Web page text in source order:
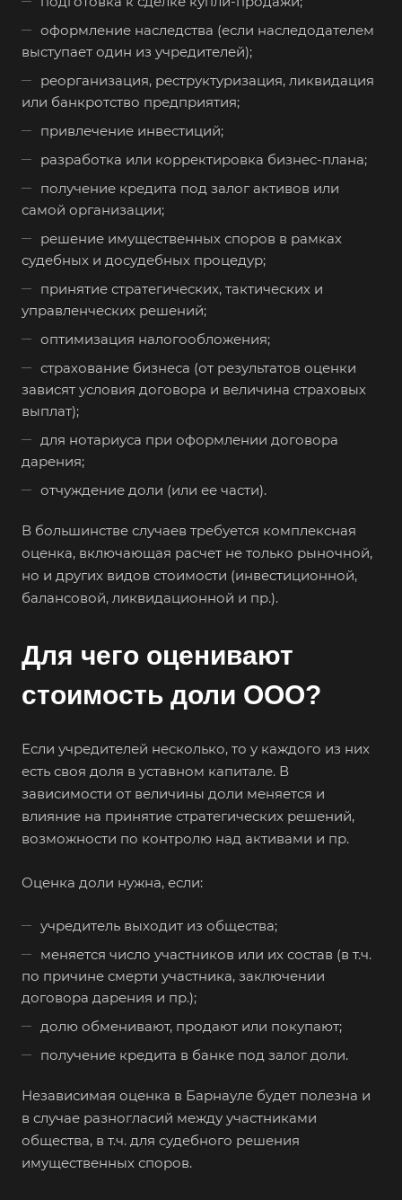
оформление наследства (если наследодателем
выступает один из учредителей);
реорганизация, реструктуризация, ликвидация
или банкротство предприятия;
привлечение инвестиций;
разработка или корректировка бизнес-плана;
получение кредита под залог активов или
самой организации;
решение имущественных споров в рамках
судебных и досудебных процедур;
принятие стратегических, тактических и
управленческих решений;
оптимизация налогообложения;
страхование бизнеса (от результатов оценки
зависят условия договора и величина страховых
выплат);
для нотариуса при оформлении договора
дарения;
отчуждение доли (или ее части).
В большинстве случаев требуется комплексная
оценка, включающая расчет не только рыночной,
но и других видов стоимости (инвестиционной,
балансовой, ликвидационной и пр.).
Для чего оценивают
стоимость доли ООО?
Если учредителей несколько, то у каждого из них
есть своя доля в уставном капитале. В
зависимости от величины доли меняется и
влияние на принятие стратегических решений,
возможности по контролю над активами и пр.
Оценка доли нужна, если:
учредитель выходит из общества;
меняется число участников или их состав (в т.ч.
по причине смерти участника, заключении
договора дарения и пр.);
долю обменивают, продают или покупают;
получение кредита в банке под залог доли.
Независимая оценка в Барнауле будет полезна и
в случае разногласий между участниками
общества, в т.ч. для судебного решения
имущественных споров.